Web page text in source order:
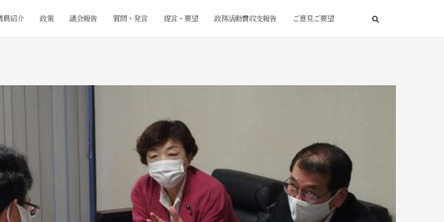
員紹介 政策 議会報告 質問・発言 提言・要望 政務活動費収支報告 ご意見ご要望